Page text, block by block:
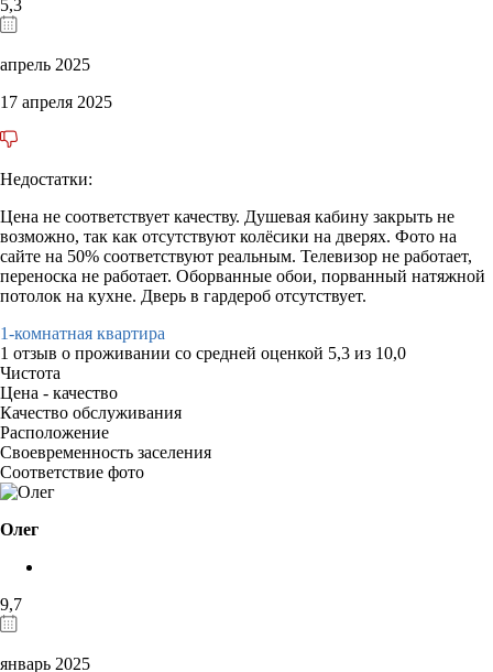
5,3
апрель 2025
17 апреля 2025
Недостатки:
Цена не соответствует качеству. Душевая кабину закрыть не
возможно, так как отсутствуют колёсики на дверях. Фото на
сайте на 50% соответствуют реальным. Телевизор не работает,
переноска не работает. Оборванные обои, порванный натяжной
потолок на кухне. Дверь в гардероб отсутствует.
1-комнатная квартира
1 отзыв о проживании со средней оценкой 5,3 из 10,0
Чистота
Цена - качество
Качество обслуживания
Расположение
Своевременность заселения
Соответствие фото
Олег
9,7
январь 2025